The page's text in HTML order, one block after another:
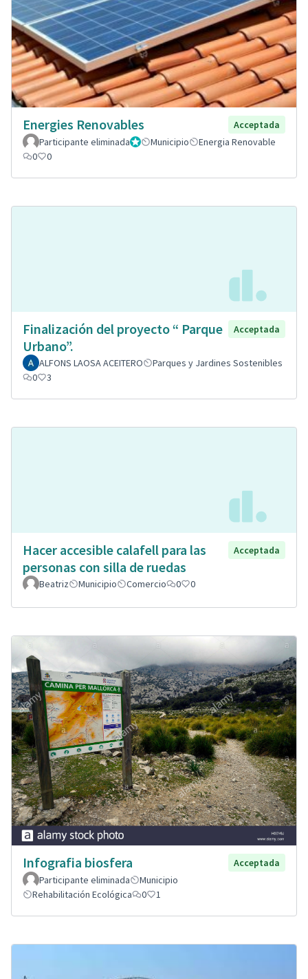
Energies Renovables
Acceptada
Participante eliminadaAdministrador
Municipio
Energia Renovable
0
0
Finalización del proyecto “ Parque
Urbano”.
Acceptada
ALFONS LAOSA ACEITERO
Parques y Jardines Sostenibles
0
3
Hacer accesible calafell para las
personas con silla de ruedas
Acceptada
Beatriz Municipio Comercio 0 0
Infografia biosfera
Acceptada
Participante eliminada
Municipio
Rehabilitación Ecológica
0 1